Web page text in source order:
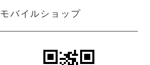
モバイルショップ